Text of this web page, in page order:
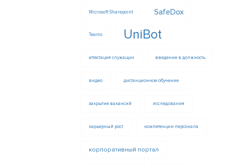
Microsoft Sharepoint SafeDox
Teams UniBot
аттестация служащих введение в должность
видео дистанционное обучение
закрытие вакансий исследования
карьерный рост компетенции персонала
корпоративный портал